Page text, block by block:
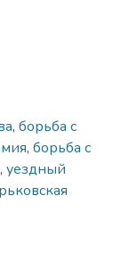
, борьба с
, борьба с
, уездный